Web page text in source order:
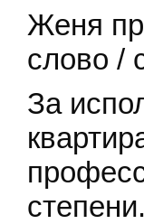
Женя
слово /
За
степени.